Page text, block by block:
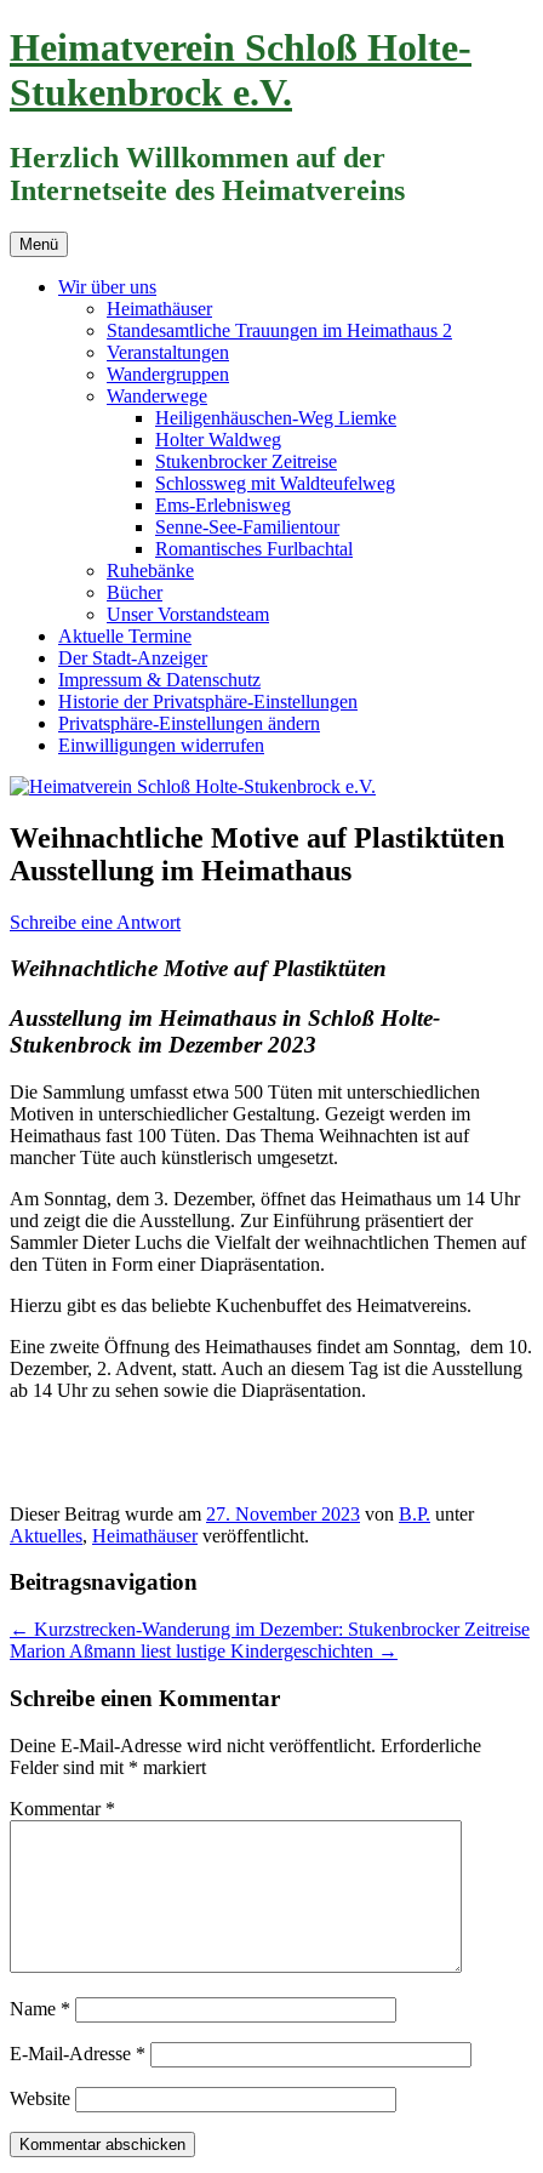
Zum
Inhalt
springen
Heimatverein Schloß Holte-
Stukenbrock e.V.
Herzlich Willkommen auf der
Internetseite des Heimatvereins
Menü
Wir über uns
Heimathäuser
Standesamtliche Trauungen im Heimathaus 2
Veranstaltungen
Wandergruppen
Wanderwege
Heiligenhäuschen-Weg Liemke
Holter Waldweg
Stukenbrocker Zeitreise
Schlossweg mit Waldteufelweg
Ems-Erlebnisweg
Senne-See-Familientour
Romantisches Furlbachtal
Ruhebänke
Bücher
Unser Vorstandsteam
Aktuelle Termine
Der Stadt-Anzeiger
Impressum & Datenschutz
Historie der Privatsphäre-Einstellungen
Privatsphäre-Einstellungen ändern
Einwilligungen widerrufen
Weihnachtliche Motive auf Plastiktüten
Ausstellung im Heimathaus
Schreibe eine Antwort
Weihnachtliche Motive auf Plastiktüten
Ausstellung im Heimathaus in Schloß Holte-
Stukenbrock im Dezember 2023
Die Sammlung umfasst etwa 500 Tüten mit unterschiedlichen
Motiven in unterschiedlicher Gestaltung. Gezeigt werden im
Heimathaus fast 100 Tüten. Das Thema Weihnachten ist auf
mancher Tüte auch künstlerisch umgesetzt.
Am Sonntag, dem 3. Dezember, öffnet das Heimathaus um 14 Uhr
und zeigt die die Ausstellung. Zur Einführung präsentiert der
Sammler Dieter Luchs die Vielfalt der weihnachtlichen Themen auf
den Tüten in Form einer Diapräsentation.
Hierzu gibt es das beliebte Kuchenbuffet des Heimatvereins.
Eine zweite Öffnung des Heimathauses findet am Sonntag, dem 10.
Dezember, 2. Advent, statt. Auch an diesem Tag ist die Ausstellung
ab 14 Uhr zu sehen sowie die Diapräsentation.
Dieser Beitrag wurde am 27. November 2023 von B.P. unter
Aktuelles, Heimathäuserveröffentlicht.
Beitragsnavigation
← Kurzstrecken-Wanderung im Dezember: Stukenbrocker Zeitreise
Marion Aßmann liest lustige Kindergeschichten →
Schreibe einen Kommentar
Deine E-Mail-Adresse wird nicht veröffentlicht. Erforderliche
Felder sind mit * markiert
Kommentar *
Name *
E-Mail-Adresse *
Website